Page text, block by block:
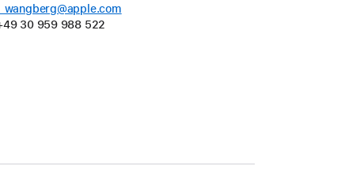
l_wangberg@apple.com
30 959 988 522